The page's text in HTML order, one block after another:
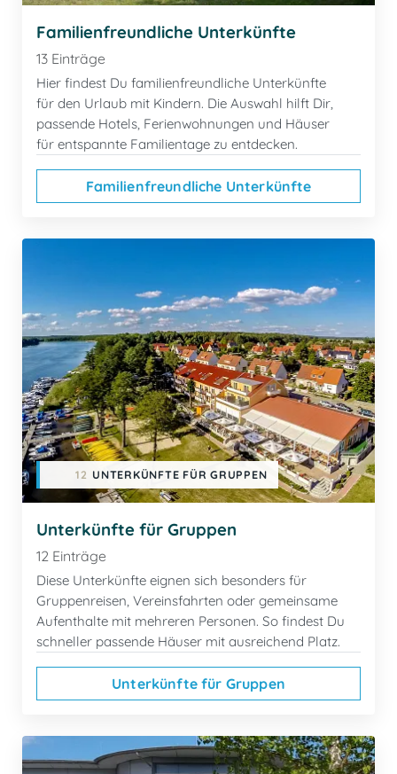
Familienfreundliche Unterkünfte
13 Einträge
Hier findest Du familienfreundliche Unterkünfte
für den Urlaub mit Kindern. Die Auswahl hilft Dir,
passende Hotels, Ferienwohnungen und Häuser
für entspannte Familientage zu entdecken.
Familienfreundliche Unterkünfte
12 UNTERKÜNFTE FÜR GRUPPEN
Unterkünfte für Gruppen
12 Einträge
Diese Unterkünfte eignen sich besonders für
Gruppenreisen, Vereinsfahrten oder gemeinsame
Aufenthalte mit mehreren Personen. So findest Du
schneller passende Häuser mit ausreichend Platz.
Unterkünfte für Gruppen